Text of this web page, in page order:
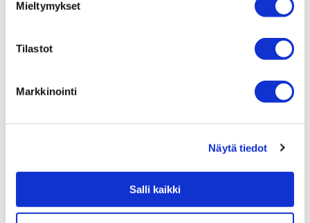
Mieltymykset
Tilastot
Markkinointi
Näytä tiedot
Salli kaikki